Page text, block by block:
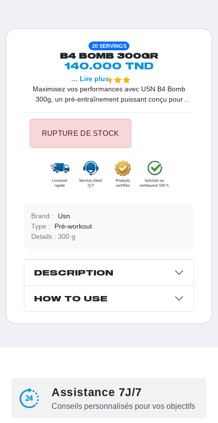
20 SERVINGS
B4 BOMB 300GR
140.000 TND
Maximisez vos performances avec USN B4 Bomb
300g, un pré-entraînement puissant conçu pour
décupler votre endurance grâce à la caféine naturelle
et à la bêta-alanine. Préparez-vous à des
… Lire plus
RUPTURE DE STOCK
Brand :
Usn
Type :
Pré-workout
Details :
300 g
DESCRIPTION
HOW TO USE
Assistance 7J/7
Conseils personnalisés pour vos objectifs